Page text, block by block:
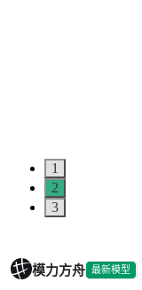
1
2
3
模力方舟 最新模型